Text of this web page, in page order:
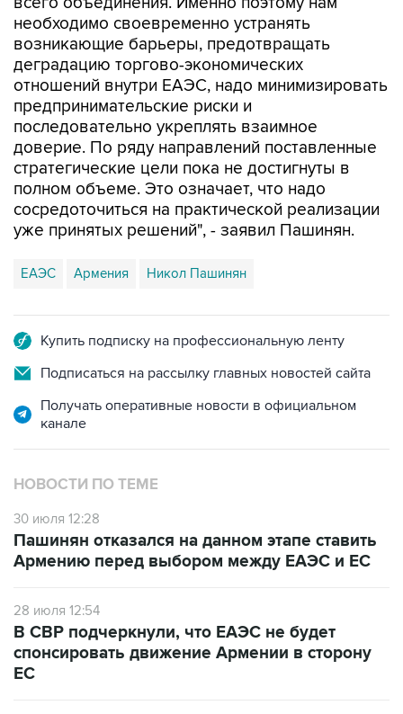
необходимо своевременно устранять
возникающие барьеры, предотвращать
деградацию торгово-экономических
отношений внутри ЕАЭС, надо минимизировать
предпринимательские риски и
последовательно укреплять взаимное
доверие. По ряду направлений поставленные
стратегические цели пока не достигнуты в
полном объеме. Это означает, что надо
сосредоточиться на практической реализации
уже принятых решений", - заявил Пашинян.
ЕАЭС Армения Никол Пашинян
Купить подписку на профессиональную ленту
Подписаться на рассылку главных новостей сайта
Получать оперативные новости в официальном
канале
НОВОСТИ ПО ТЕМЕ
30 июля 12:28
Пашинян отказался на данном этапе ставить
Армению перед выбором между ЕАЭС и ЕС
28 июля 12:54
В СВР подчеркнули, что ЕАЭС не будет
спонсировать движение Армении в сторону
ЕС